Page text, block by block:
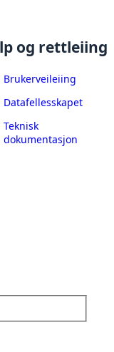
og rettleiing
Brukerveileiing
Datafellesskapet
Teknisk
dokumentasjon